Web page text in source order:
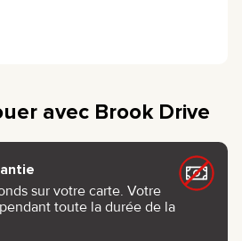
avec Brook Drive
sur votre carte. Votre
toute la durée de la